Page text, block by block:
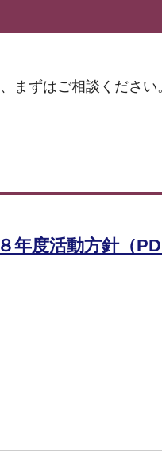
まずはご相談ください
度活動方針（